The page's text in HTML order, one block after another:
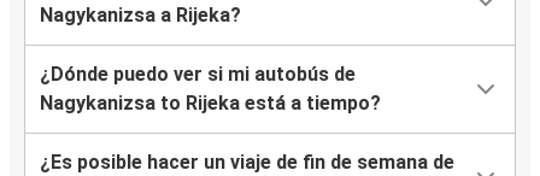
Nagykanizsa a Rijeka?
¿Dónde puedo ver si mi autobús de
Nagykanizsa to Rijeka está a tiempo?
¿Es posible hacer un viaje de fin de semana de